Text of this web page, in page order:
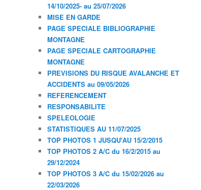
14/10/2025- au 25/07/2026
MISE EN GARDE
PAGE SPECIALE BIBLIOGRAPHIE
MONTAGNE
PAGE SPECIALE CARTOGRAPHIE
MONTAGNE
PREVISIONS DU RISQUE AVALANCHE ET
ACCIDENTS au 09/05/2026
REFERENCEMENT
RESPONSABILITE
SPELEOLOGIE
STATISTIQUES AU 11/07/2025
TOP PHOTOS 1 JUSQU'AU 15/2/2015
TOP PHOTOS 2 A/C du 16/2/2015 au
29/12/2024
TOP PHOTOS 3 A/C du 15/02/2026 au
22/03/2026